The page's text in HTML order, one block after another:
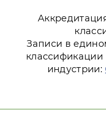
Записи в
классификации
индустрии: